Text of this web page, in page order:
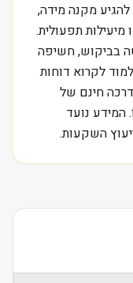
מקנה מידה,
תפעולית.
בביקוש, חשיפה
לקרוא דוחות
חינם של
מכללת סקילס בכתובת /free-training. המידע נועד
השקעות.